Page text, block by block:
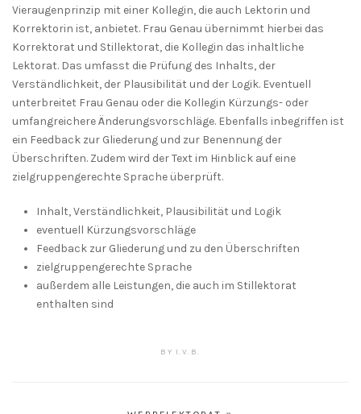
Vieraugenprinzip mit einer Kollegin, die auch Lektorin und
Korrektorin ist, anbietet. Frau Genau übernimmt hierbei das
Korrektorat und Stillektorat, die Kollegin das inhaltliche
Lektorat. Das umfasst die Prüfung des Inhalts, der
Verständlichkeit, der Plausibilität und der Logik. Eventuell
unterbreitet Frau Genau oder die Kollegin Kürzungs- oder
umfangreichere Änderungsvorschläge. Ebenfalls inbegriffen ist
ein Feedback zur Gliederung und zur Benennung der
Überschriften. Zudem wird der Text im Hinblick auf eine
zielgruppengerechte Sprache überprüft.
Inhalt, Verständlichkeit, Plausibilität und Logik
eventuell Kürzungsvorschläge
Feedback zur Gliederung und zu den Überschriften
zielgruppengerechte Sprache
außerdem alle Leistungen, die auch im Stillektorat
enthalten sind
BY I.V.B.